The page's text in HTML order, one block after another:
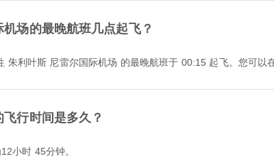
场的最晚航班几点起飞？
朱利叶斯 尼雷尔国际机场 的最晚航班于 00:15 起飞。您可以
行时间是多久？
小时 45分钟。